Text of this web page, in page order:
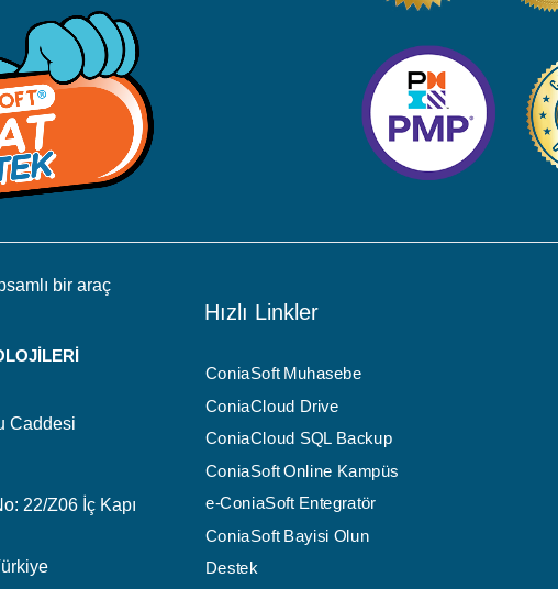
bir araç
Caddesi
22/Z06 İç Kapı
Hızlı Linkler
ConiaSoft Muhasebe
ConiaCloud Drive
ConiaCloud SQL Backup
ConiaSoft Online Kampüs
e-ConiaSoft Entegratör
ConiaSoft Bayisi Olun
Destek